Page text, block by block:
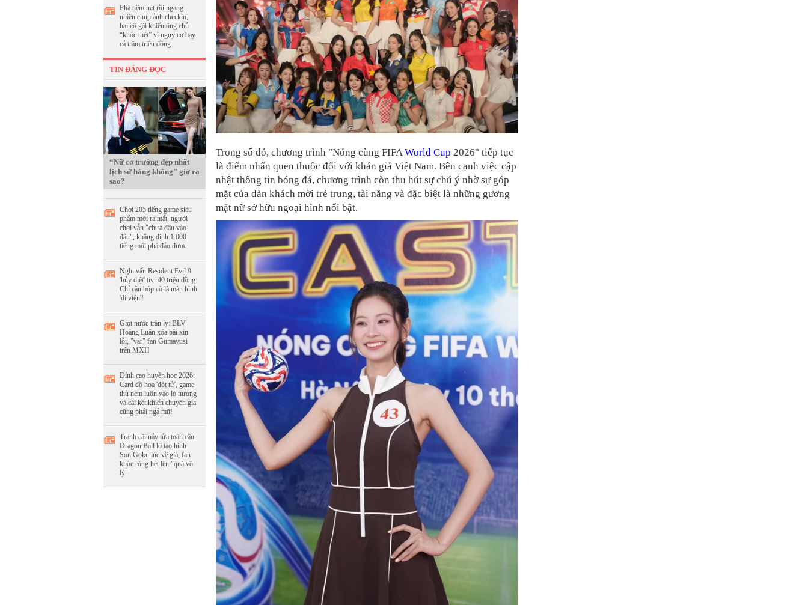
Phá tiệm net rồi ngang
nhiên chụp ảnh checkin,
hai cô gái khiến ông chủ
“khóc thét” vì nguy cơ bay
cả trăm triệu đồng
TIN ĐÁNG ĐỌC
“Nữ cơ trưởng đẹp nhất
lịch sử hàng không” giờ ra
sao?
Chơi 205 tiếng game siêu
phẩm mới ra mắt, người
chơi vẫn "chưa đâu vào
đâu", khẳng định 1.000
tiếng mới phá đảo được
Nghi vấn Resident Evil 9
'hủy diệt' tivi 40 triệu đồng:
Chỉ cần bóp cò là màn hình
'đi viện'!
Giọt nước tràn ly: BLV
Hoàng Luân xóa bài xin
lỗi, "var" fan Gumayusi
trên MXH
Đỉnh cao huyền học 2026:
Card đồ họa 'đột tử', game
thủ ném luôn vào lò nướng
và cái kết khiến chuyên gia
cũng phải ngả mũ!
Tranh cãi nảy lửa toàn cầu:
Dragon Ball lộ tạo hình
Son Goku lúc về già, fan
khóc ròng hét lên "quá vô
lý"
Trong số đó, chương trình "Nóng cùng FIFA World Cup 2026" tiếp tục
là điểm nhấn quen thuộc đối với khán giả Việt Nam. Bên cạnh việc cập
nhật thông tin bóng đá, chương trình còn thu hút sự chú ý nhờ sự góp
mặt của dàn khách mời trẻ trung, tài năng và đặc biệt là những gương
mặt nữ sở hữu ngoại hình nổi bật.